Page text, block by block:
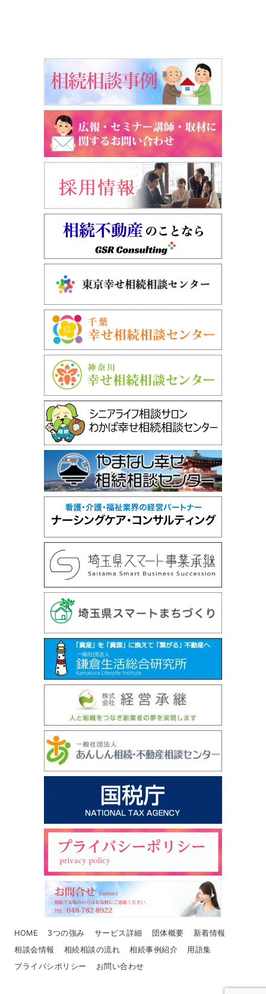
HOME 3つの強み サービス詳細 団体概要
新着情報
相談会情報
相続相談の流れ 相続事例紹介
用語集
プライバシポリシー
お問い合わせ